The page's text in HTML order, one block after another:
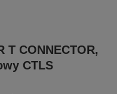
T CONNECTOR,
CTLS